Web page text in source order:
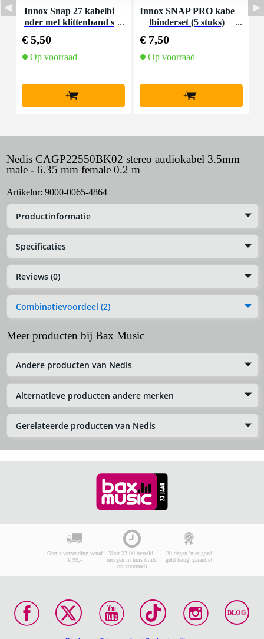
Innox Snap 27 kabelbi
nder met klittenband s
€ 5,50
Op voorraad
+
Innox SNAP PRO kabe
lbinderset (5 stuks)
€ 7,50
Op voorraad
+
Nedis CAGP22550BK02 stereo audiokabel 3.5mm
male - 6.35 mm female 0.2 m
Artikelnr: 9000-0065-4864
Productinformatie
Specificaties
Reviews (0)
Combinatievoordeel (2)
Meer producten bij Bax Music
Andere producten van Nedis
Alternatieve producten andere merken
Gerelateerde producten van Nedis
Gratis verzending vanaf
€ 99,-
Voor 23:00 besteld,
morgen in huis (mits
op voorraad)
30 dagen 'niet goed
geld terug' garantie!
BLOG